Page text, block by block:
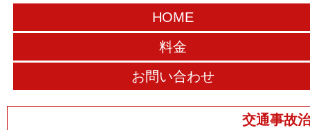
HOME
料金
お問い合わせ
交通事故